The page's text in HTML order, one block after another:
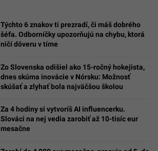
Týchto 6 znakov ti prezradí, či máš dobrého
šéfa. Odborníčky upozorňujú na chybu, ktorá
ničí dôveru v tíme
Zo Slovenska odišiel ako 15-ročný hokejista,
dnes skúma inovácie v Nórsku: Možnosť
skúšať a zlyhať bola najväčšou školou
Za 4 hodiny si vytvoríš AI influencerku.
Slováci na nej vedia zarobiť až 10-tisíc eur
mesačne